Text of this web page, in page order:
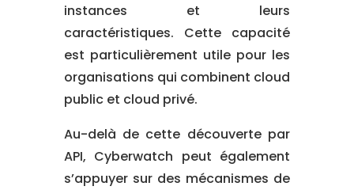
instances et leurs
caractéristiques. Cette capacité
est particulièrement utile pour les
organisations qui combinent cloud
public et cloud privé.
Au-delà de cette découverte par
API, Cyberwatch peut également
s’appuyer sur des mécanismes de